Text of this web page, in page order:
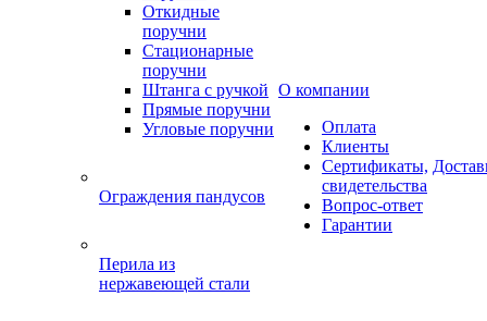
Откидные
поручни
Стационарные
поручни
Штанга с ручкой
Прямые поручни
Угловые поручни
Ограждения пандусов
Перила из
нержавеющей стали
О компании
Оплата
Клиенты
Сертификаты,
свидетельства
Вопрос-ответ
Гарантии